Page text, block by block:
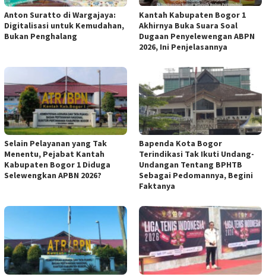
Anton Suratto di Wargajaya:
Digitalisasi untuk Kemudahan,
Bukan Penghalang
Kantah Kabupaten Bogor 1
Akhirnya Buka Suara Soal
Dugaan Penyelewengan ABPN
2026, Ini Penjelasannya
Selain Pelayanan yang Tak
Menentu, Pejabat Kantah
Kabupaten Bogor 1 Diduga
Selewengkan APBN 2026?
Bapenda Kota Bogor
Terindikasi Tak Ikuti Undang-
Undangan Tentang BPHTB
Sebagai Pedomannya, Begini
Faktanya